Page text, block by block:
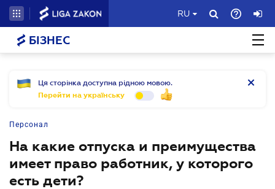
RU
БІЗНЕС
Ця сторінка доступна рідною мовою.
Перейти на українську
Персонал
На какие отпуска и преимущества
имеет право работник, у которого
есть дети?